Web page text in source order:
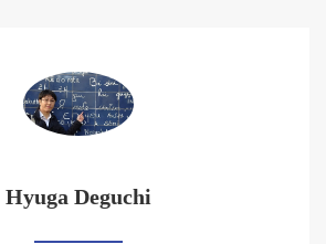
Hyuga Deguchi